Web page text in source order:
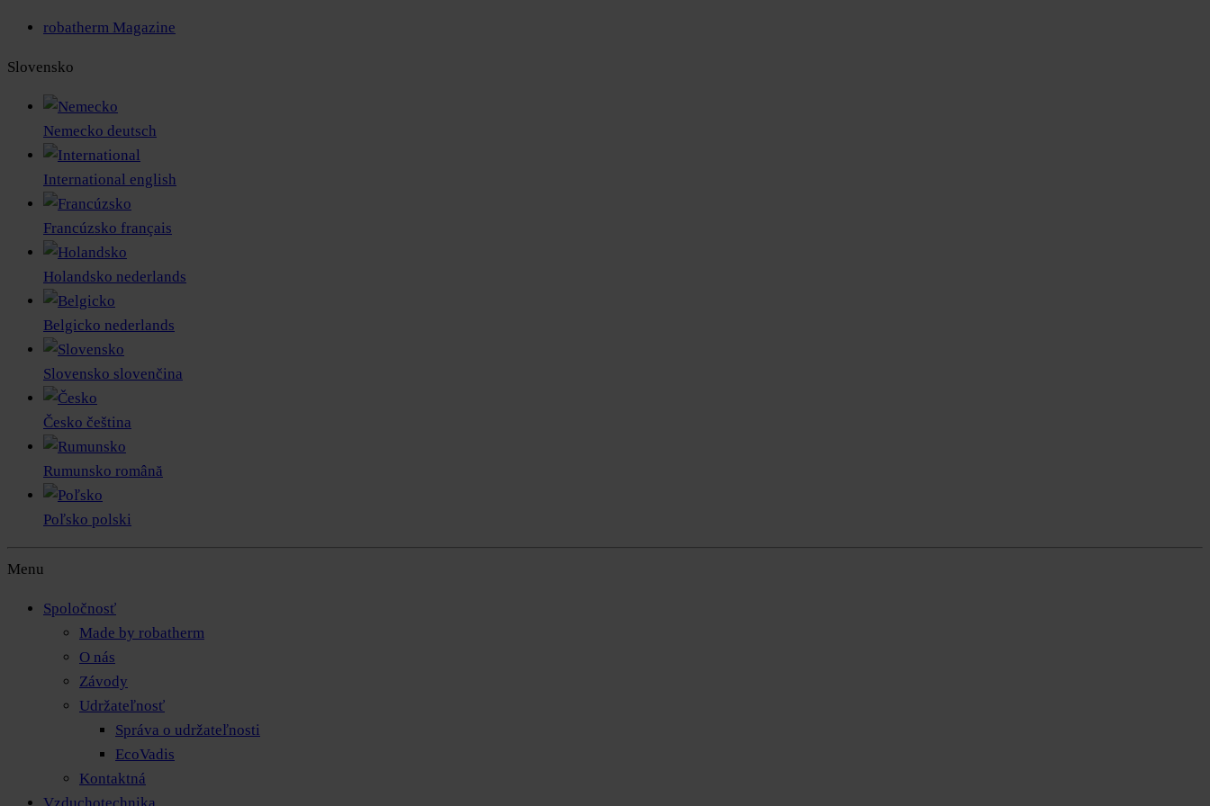
robatherm Magazine
Slovensko
Nemecko deutsch
International english
Francúzsko français
Holandsko nederlands
Belgicko nederlands
Slovensko slovenčina
Česko čeština
Rumunsko română
Poľsko polski
Menu
Spoločnosť
Made by robatherm
O nás
Závody
Udržateľnosť
Správa o udržateľnosti
EcoVadis
Kontaktná
Vzduchotechnika